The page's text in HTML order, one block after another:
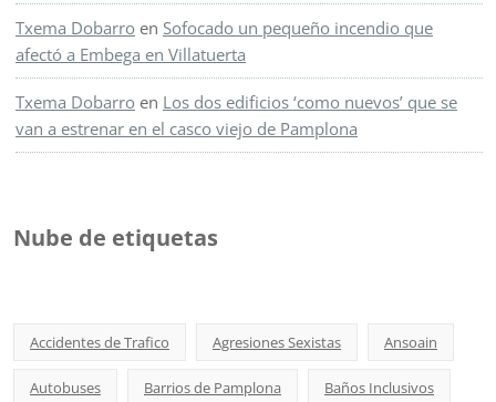
Txema Dobarro en Sofocado un pequeño incendio que
afectó a Embega en Villatuerta
Txema Dobarro en Los dos edificios ‘como nuevos’ que se
van a estrenar en el casco viejo de Pamplona
Nube de etiquetas
Accidentes de Trafico Agresiones Sexistas Ansoain
Autobuses Barrios de Pamplona Baños Inclusivos